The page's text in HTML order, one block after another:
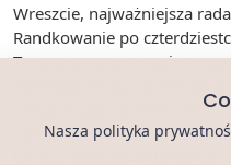
Wreszcie, najważniejsza
Randkowanie po
To szansa na poznanie
twoja druga młodość, ale z
zasobami, których nie
Nasza polityka